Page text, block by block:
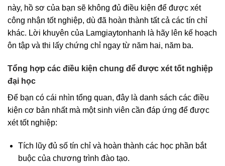
này, hồ sơ của bạn sẽ không đủ điều kiện để được xét
công nhận tốt nghiệp, dù đã hoàn thành tất cả các tín chỉ
khác. Lời khuyên của Lamgiaytonhanh là hãy lên kế hoạch
ôn tập và thi lấy chứng chỉ ngay từ năm hai, năm ba.
Tổng hợp các điều kiện chung để được xét tốt nghiệp
đại học
Để bạn có cái nhìn tổng quan, đây là danh sách các điều
kiện cơ bản nhất mà một sinh viên cần đáp ứng để được
xét tốt nghiệp:
Tích lũy đủ số tín chỉ và hoàn thành các học phần bắt
buộc của chương trình đào tạo.